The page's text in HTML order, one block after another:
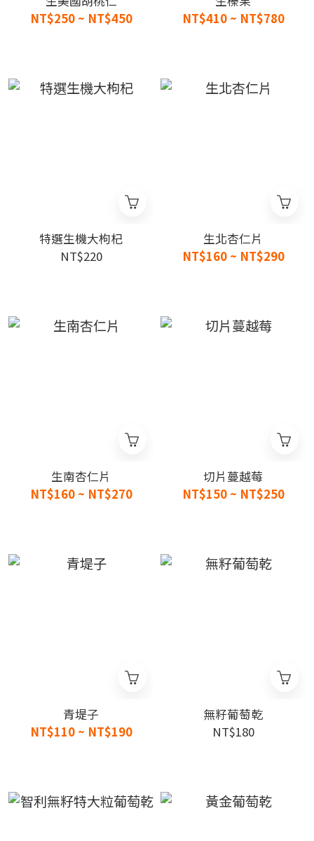
NT$250 ~ NT$450
NT$410 ~ NT$780
特選生機大枸杞
NT$220
生北杏仁片
NT$160 ~ NT$290
生南杏仁片
NT$160 ~ NT$270
切片蔓越莓
NT$150 ~ NT$250
青堤子
NT$110 ~ NT$190
無籽葡萄乾
NT$180